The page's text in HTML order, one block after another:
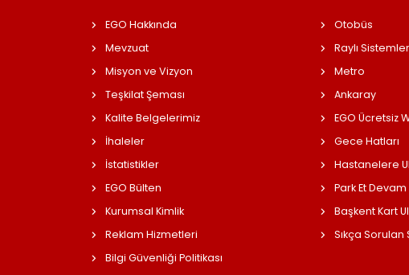
EGO Hakkında
Mevzuat
Misyon ve Vizyon
Teşkilat Şeması
Kalite Belgelerimiz
İhaleler
İstatistikler
EGO Bülten
Kurumsal Kimlik
Reklam Hizmetleri
Bilgi Güvenliği Politikası
Otobüs
Raylı Sistemler
Metro
Ankaray
EGO Ücretsiz
Gece Hatları
Hastanelere
Park Et Devam
Başkent Kart
Sıkça Sorulan